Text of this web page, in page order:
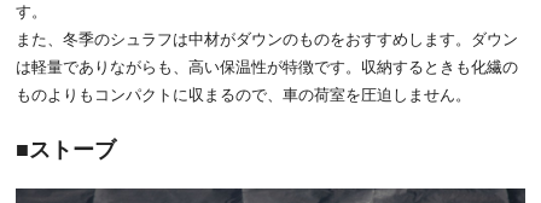
す。
また、冬季のシュラフは中材がダウンのものをおすすめします。ダウン
は軽量でありながらも、高い保温性が特徴です。収納するときも化繊の
ものよりもコンパクトに収まるので、車の荷室を圧迫しません。
ストーブ